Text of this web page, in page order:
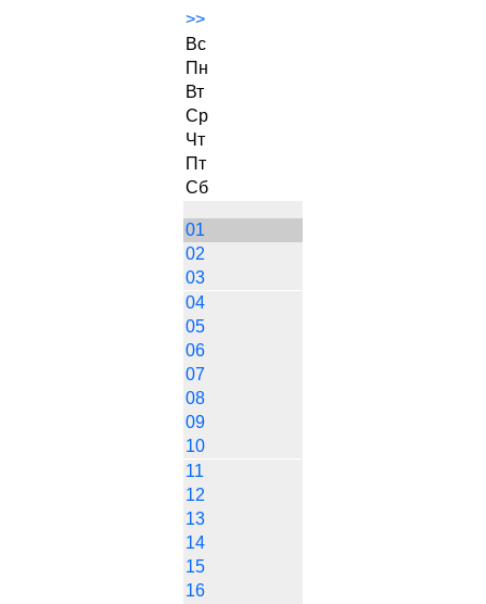
>>
Вс
Пн
Вт
Ср
Чт
Пт
Сб
01
02
03
04
05
06
07
08
09
10
11
12
13
14
15
16